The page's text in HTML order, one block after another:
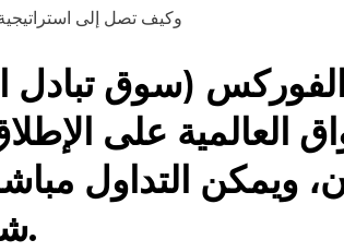
(سوق تبادل
العالمية على
ويمكن التداول
شبكة أنترنت قوية.